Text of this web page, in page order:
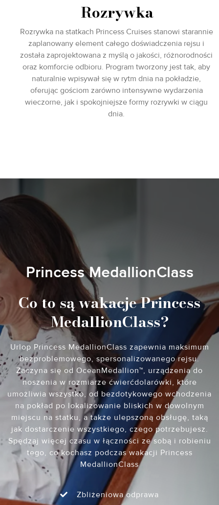
Rozrywka
Rozrywka na statkach Princess Cruises stanowi starannie
zaplanowany element całego doświadczenia rejsu i
została zaprojektowana z myślą o jakości, różnorodności
oraz komforcie odbioru. Program tworzony jest tak, aby
naturalnie wpisywał się w rytm dnia na pokładzie,
oferując gościom zarówno intensywne wydarzenia
wieczorne, jak i spokojniejsze formy rozrywki w ciągu
dnia.
Princess MedallionClass
Co to są wakacje Princess
MedallionClass?
Urlop Princess MedallionClass zapewnia maksimum
bezproblemowego, spersonalizowanego rejsu.
Zaczyna się od OceanMedallion™, urządzenia do
noszenia w rozmiarze ćwierćdolarówki, które
umożliwia wszystko, od bezdotykowego wchodzenia
na pokład po lokalizowanie bliskich w dowolnym
miejscu na statku, a także ulepszoną obsługę, taką
jak dostarczenie wszystkiego, czego potrzebujesz.
Spędzaj więcej czasu w łączności ze sobą i robieniu
tego, co kochasz podczas wakacji Princess
MedallionClass
Zbliżeniowa odprawa